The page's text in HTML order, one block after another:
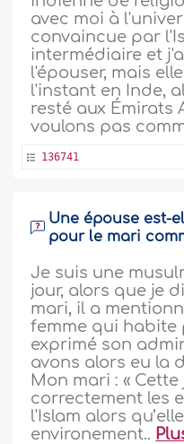
avec moi à
convaincue par
intermédiaire et
l'épouser, mais
l'instant en Inde,
resté aux Émirats
voulons pas
136741
Une épouse est-
pour le mari
Je suis une
jour, alors que je
mari, il a
femme qui habite
exprimé son
avons alors eu la
Mon mari : «
correctement les
l'Islam alors
environement..